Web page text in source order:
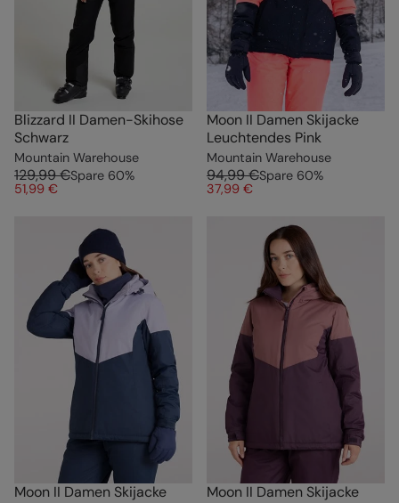
Blizzard II Damen-Skihose
Schwarz
Mountain Warehouse
129,99 €Spare 60%
51,99 €
Moon II Damen Skijacke
Leuchtendes Pink
Mountain Warehouse
94,99 €Spare 60%
37,99 €
Moon II Damen Skijacke
Moon II Damen Skijacke